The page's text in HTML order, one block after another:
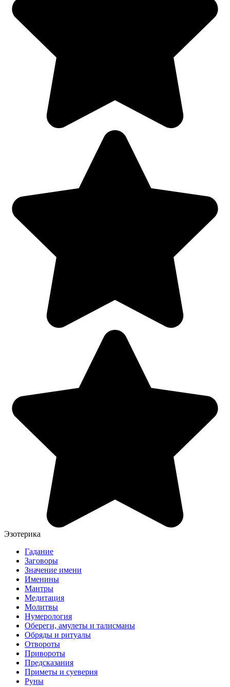
Эзотерика
Гадание
Заговоры
Значение имени
Именины
Мантры
Медитация
Молитвы
Нумерология
Обереги, амулеты и талисманы
Обряды и ритуалы
Отвороты
Привороты
Предсказания
Приметы и суеверия
Руны